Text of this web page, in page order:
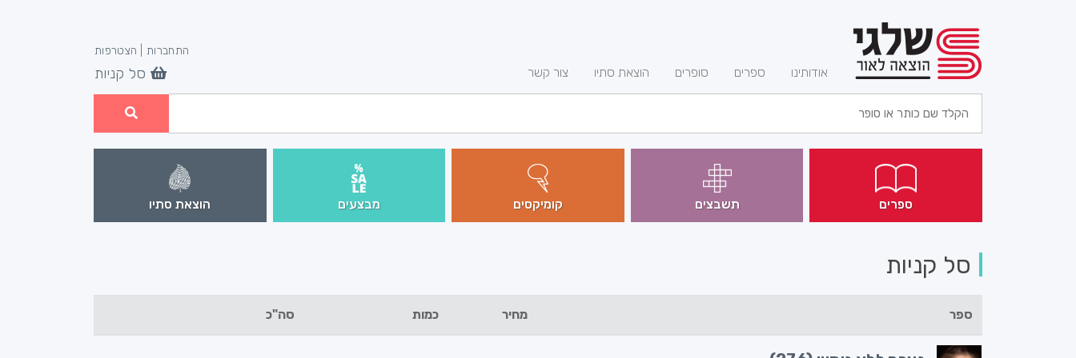
אודותינו ספרים סופרים הוצאת סתיו צור קשר
התחברות הצטרפות
סל קניות
ספרים תשבצים קומיקסים מבצעים הוצאת סתיו
סל קניות
ספר מחיר כמות סה"כ